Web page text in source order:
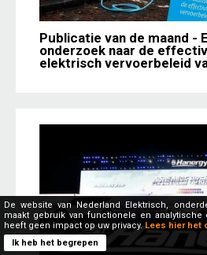
Publicatie van de maand -
onderzoek naar de
elektrisch vervoerbeleid
De website van Nederland Elektrisch,
maakt gebruik van functionele en
heeft geen impact op uw privacy. Lees hier het
Ik heb het begrepen